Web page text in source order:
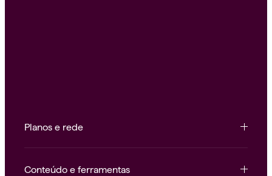
Planos e rede
Conteúdo e ferramentas